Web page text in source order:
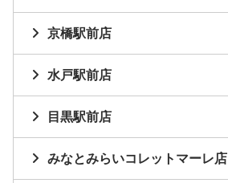
京橋駅前店
水戸駅前店
目黒駅前店
みなとみらいコレットマーレ店